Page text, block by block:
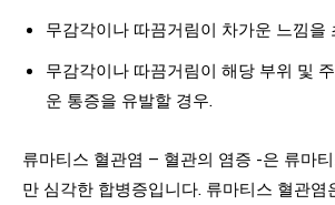
무감각이나 따끔거림이 차가운 느낌을
무감각이나 따끔거림이 해당 부위 및
운 통증을 유발할 경우.
류마티스 혈관염 – 혈관의 염증 -은 류마
만 심각한 합병증입니다. 류마티스 혈관염